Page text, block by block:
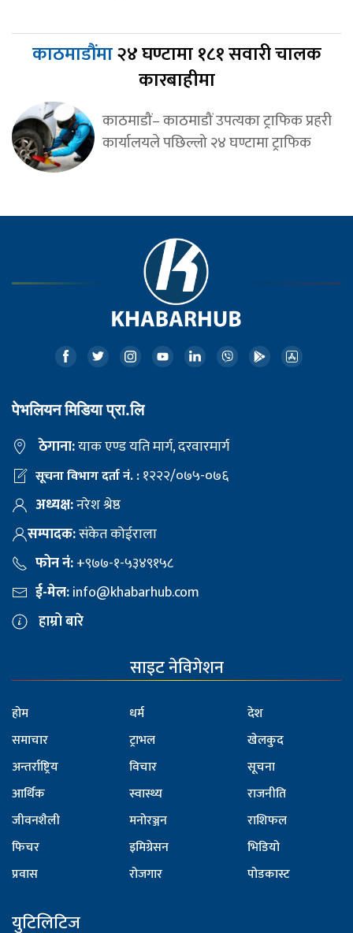
काठमाडौंमा२४ घण्टामा १८१ सवारी चालक
कारबाहीमा
काठमाडौं– काठमाडौं उपत्यका ट्राफिक प्रहरी
कार्यालयले पछिल्लो २४ घण्टामा ट्राफिक
पेभलियन मिडिया प्रा.लि
ठेगाना:याक एण्ड यति मार्ग, दरवारमार्ग
सूचना विभाग दर्ता नं. :१२२२/०७५-०७६
अध्यक्ष:नरेश श्रेष्ठ
सम्पादक:संकेत कोईराला
फोन नं:+९७७-१-५३४९१५८
ई-मेल:info@khabarhub.com
हाम्रो बारे
साइट नेविगेशन
होम
समाचार
अन्तर्राष्ट्रिय
आर्थिक
जीवनशैली
फिचर
प्रवास
धर्म
ट्राभल
विचार
स्वास्थ्य
मनोरञ्जन
इमिग्रेसन
रोजगार
देश
खेलकुद
सूचना
राजनीति
राशिफल
भिडियो
पोडकास्ट
युटिलिटिज